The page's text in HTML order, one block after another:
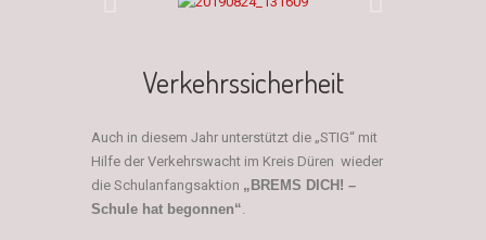
Verkehrssicherheit
Auch in diesem Jahr unterstützt die „STIG“ mit
Hilfe der Verkehrswacht im Kreis Düren wieder
die Schulanfangsaktion „BREMS DICH! –
Schule hat begonnen“.